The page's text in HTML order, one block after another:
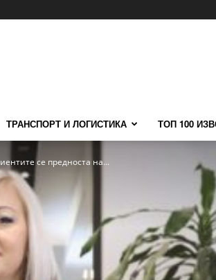
ТРАНСПОРТ И ЛОГИСТИКА ТОП 100
се предноста на...